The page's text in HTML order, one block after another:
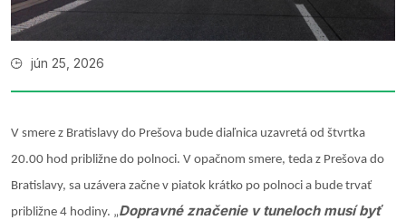
jún 25, 2026
V smere z Bratislavy do Prešova bude diaľnica uzavretá od štvrtka
20.00 hod približne do polnoci. V opačnom smere, teda z Prešova do
Bratislavy, sa uzávera začne v piatok krátko po polnoci a bude trvať
približne 4 hodiny. „Dopravné značenie v tuneloch musí byť